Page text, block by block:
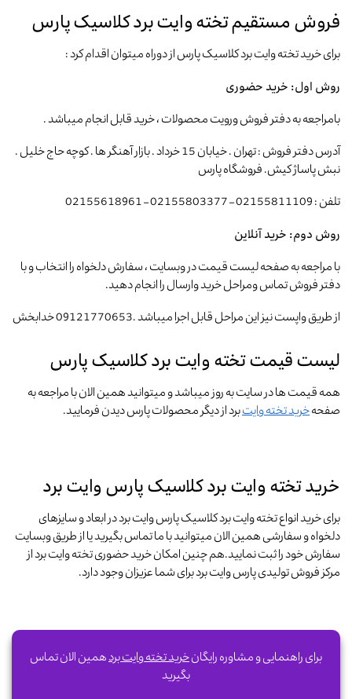
فروش مستقیم تخته وایت برد کلاسیک پارس
برای خرید تخته وایت برد کلاسیک پارس از دوراه میتوان اقدام کرد :
روش اول: خرید حضوری
بامراجعه به دفتر فروش ورویت محصولات ، خرید قابل انجام میباشد .
آدرس دفتر فروش : تهران . خیابان 15 خرداد . بازار آهنگر ها . کوچه حاج خلیل .
نبش پاساژ کیش. فروشگاه پارس
تلفن : 02155811109 – 02155803377 – 02155618961
روش دوم: خرید آنلاین
با مراجعه به صفحه لیست قیمت در وبسایت ، سفارش دلخواه را انتخاب و با
دفتر فروش تماس ومراحل خرید وارسال را انجام دهید.
از طریق واپست نیز این مراحل قابل اجرا میباشد .09121770653 خدابخش
لیست قیمت تخته وایت برد کلاسیک پارس
همه قیمت ها در سایت به روز میباشد و میتوانید همین الان با مراجعه به
صفحهخرید تخته وایتبرد از دیگر محصولات پارس دیدن فرمایید.
خرید تخته وایت برد کلاسیک پارس وایت برد
برای خرید انواع تخته وایت برد کلاسیک پارس وایت برد در ابعاد و سایزهای
دلخواه و سفارشی همین الان میتوانید با ما تماس بگیرید یا از طریق وبسایت
سفارش خود را ثبت نمایید.هم چنین امکان خرید حضوری تخته وایت برد از
مرکز فروش تولیدی پارس وایت برد برای شما عزیزان وجود دارد.
برای راهنمایی و مشاوره رایگانخرید تخته وایت بردهمین الان تماس
بگیرید